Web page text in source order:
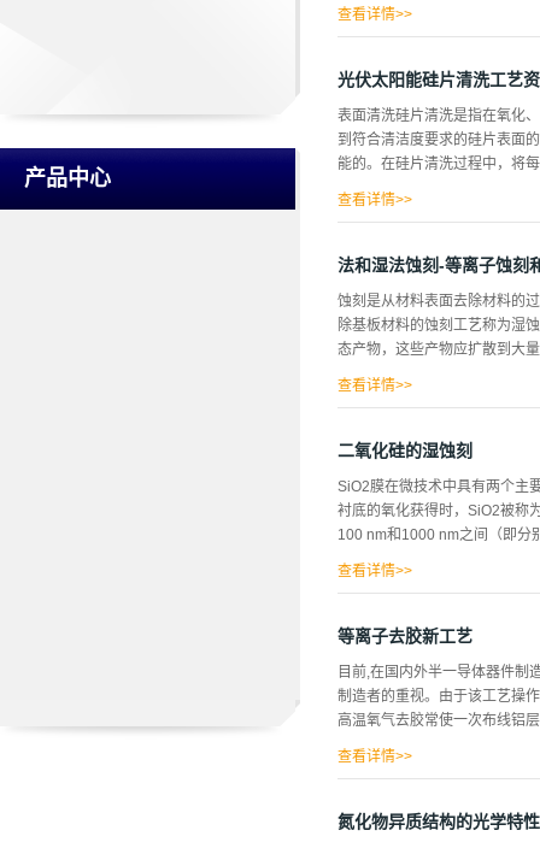
产品中心
备的溶剂清洗槽冷凝管较少，
清洗剂的主要用...
缘胶层过厚，在接触式曝光过
刻版而言却并非如此，其原因
一个芯片［２一］。由于零成
洗，而清洗的效果与清洗工艺
的去除对于光刻胶及其他有机
时可以超声提高浸泡...
查看详情>>
光伏太阳能硅片清洗工艺
表面清洗硅片清洗是指在氧化
到符合清洁度要求的硅片表面
能的。在硅片清洗过程中，将
种清洗方法同等对待。1硅片
污。1.1清除有机表面膜、粒子
1∶1∶5第2步：
80℃。H2O2在高pH值时为强
HCl靠溶解和络合作用形成可
查看详情>>
法和湿法蚀刻-等离子蚀刻
蚀刻是从材料表面去除材料的
除基板材料的蚀刻工艺称为湿
态产物，这些产物应扩散到大
过程。干法刻蚀（等离子刻蚀
须被蚀刻剂化学物质覆盖。此
非常高。干蚀刻的一些优点是
法蚀刻的一个例子是等离子体
在任何方向上反应并且可以从
有用，因为不会去...
查看详情>>
二氧化硅的湿蚀刻
SiO2膜在微技术中具有两个主
衬底的氧化获得时，SiO2被称
100 nm和1000 nm之间（即分
中。如果氧化物用作硅加工的
向异性蚀刻，通常在KOH（氢
光进行，抗蚀剂对此不敏感。
蚀剂，因为未经稀释的KOH会
（HF）。如果直接使用，则这
查看详情>>
等离子去胶新工艺
目前,在国内外半一导体器件制
制造者的重视。由于该工艺操
高温氧气去胶常使一次布线铝
的欧姆接触,提高了多层布线的
查看详情>>
氮化物异质结构的光学特性